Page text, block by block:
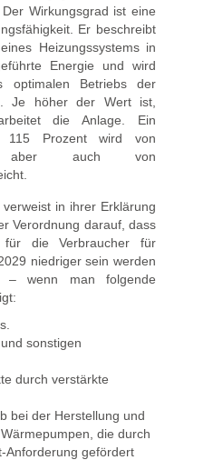
Wirkungsgrad ist eine
Er beschreibt
Heizungssystems in
Energie und wird
optimalen Betriebs der
Je höher der Wert ist,
die Anlage. Ein
115 Prozent wird von
aber auch von
in ihrer Erklärung
Verordnung darauf, dass
für die Verbraucher für
niedriger sein werden
– wenn man folgende
sonstigen
durch verstärkte
bei der Herstellung und
die durch
Anforderung gefördert